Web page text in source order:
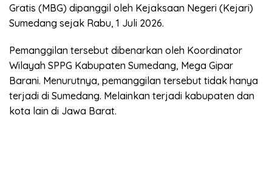
Gratis (MBG) dipanggil oleh Kejaksaan Negeri (Kejari)
Sumedang sejak Rabu, 1 Juli 2026.
Pemanggilan tersebut dibenarkan oleh Koordinator
Wilayah SPPG Kabupaten Sumedang, Mega Gipar
Barani. Menurutnya, pemanggilan tersebut tidak hanya
terjadi di Sumedang. Melainkan terjadi kabupaten dan
kota lain di Jawa Barat.